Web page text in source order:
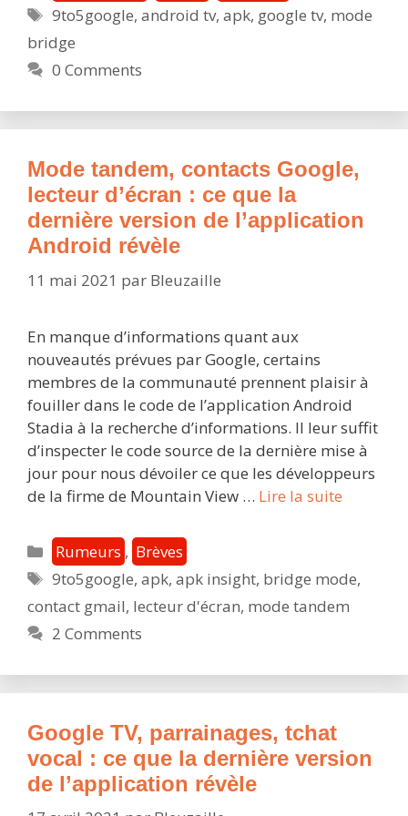
Bridge,
ce
que
dernière
de
Étiquettes
9to5google,android tv,apk, google tv, mode
bridge
0 Comments
Mode tandem, contacts Google,
lecteur d’écran : ce que la
dernière version de l’application
Android révèle
11 mai 2021 par Bleuzaille
En manque d’informations quant aux
nouveautés prévues par Google, certains
membres de la communauté prennent plaisir à
fouiller dans le code de l’application Android
Stadia à la recherche d’informations. Il leur suffit
d’inspecter le code source de la dernière mise à
jour pour nous dévoiler ce que les développeurs
de la firme de Mountain View … Lire la suite
lecteur
d’écran
que
la
de
Catégories
Rumeurs , Brèves
Étiquettes
9to5google,apk,apk insight, bridge mode,
contact gmail, lecteur d'écran, mode tandem
2 Comments
Google TV, parrainages, tchat
vocal : ce que la dernière version
de l’application révèle